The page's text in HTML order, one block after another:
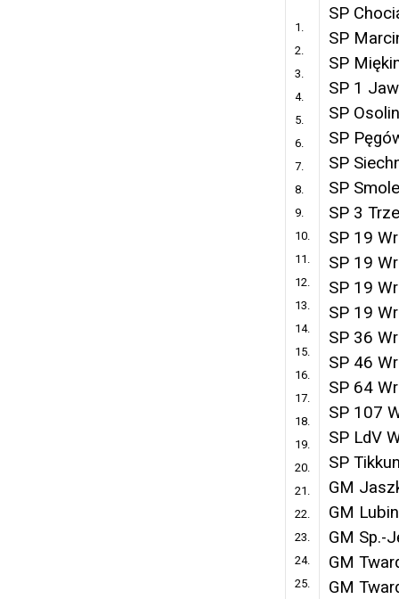
1.
2.
3.
4.
5.
6.
7.
8.
9.
10.
11.
12.
13.
14.
15.
16.
17.
18.
19.
20.
21.
22.
23.
24.
25.
SP
SP
SP
SP 1
SP Osolin
SP
SP
SP
SP 3
SP 19
SP 19
SP 19
SP 19
SP 36
SP 46
SP 64
SP 107
SP LdV
SP
GM
GM Lubin
GM Sp.-
GM
GM